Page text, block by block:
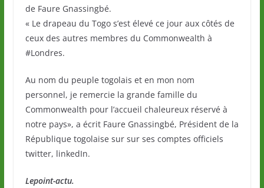
de Faure Gnassingbé.
« Le drapeau du Togo s’est élevé ce jour aux côtés de
ceux des autres membres du Commonwealth à
#Londres.
Au nom du peuple togolais et en mon nom
personnel, je remercie la grande famille du
Commonwealth pour l’accueil chaleureux réservé à
notre pays», a écrit Faure Gnassingbé, Président de la
République togolaise sur sur ses comptes officiels
twitter, linkedIn.
Lepoint-actu.